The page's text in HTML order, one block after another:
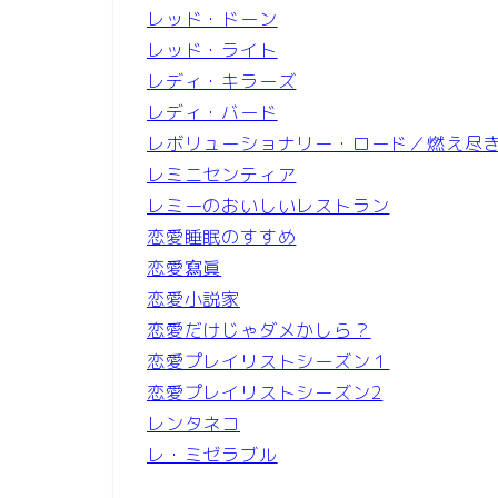
レッド・ドーン
レッド・ライト
レディ・キラーズ
レディ・バード
レボリューショナリー・ロード／燃え尽
レミニセンティア
レミーのおいしいレストラン
恋愛睡眠のすすめ
恋愛寫眞
恋愛小説家
恋愛だけじゃダメかしら？
恋愛プレイリストシーズン１
恋愛プレイリストシーズン2
レンタネコ
レ・ミゼラブル